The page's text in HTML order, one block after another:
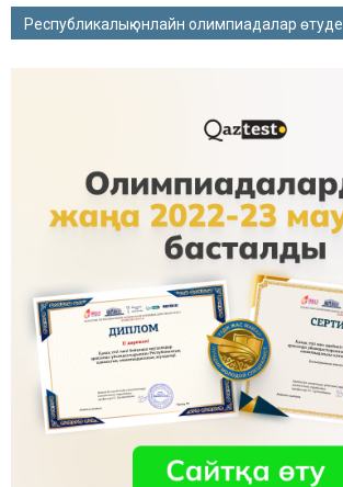
Республикалық онлайн олимпиадалар өтуде